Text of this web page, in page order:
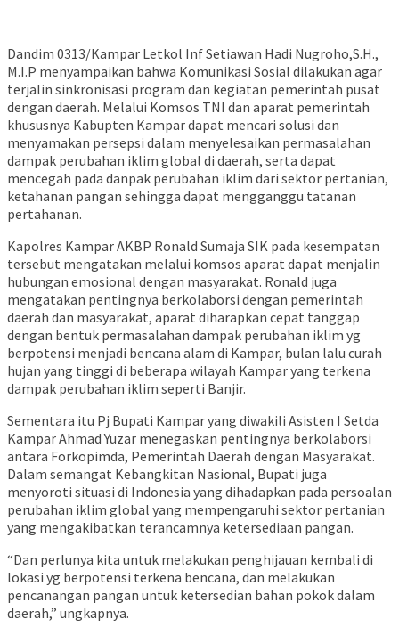
Dandim 0313/Kampar Letkol Inf Setiawan Hadi Nugroho,S.H.,
M.I.P menyampaikan bahwa Komunikasi Sosial dilakukan agar
terjalin sinkronisasi program dan kegiatan pemerintah pusat
dengan daerah. Melalui Komsos TNI dan aparat pemerintah
khususnya Kabupten Kampar dapat mencari solusi dan
menyamakan persepsi dalam menyelesaikan permasalahan
dampak perubahan iklim global di daerah, serta dapat
mencegah pada danpak perubahan iklim dari sektor pertanian,
ketahanan pangan sehingga dapat mengganggu tatanan
pertahanan.
Kapolres Kampar AKBP Ronald Sumaja SIK pada kesempatan
tersebut mengatakan melalui komsos aparat dapat menjalin
hubungan emosional dengan masyarakat. Ronald juga
mengatakan pentingnya berkolaborsi dengan pemerintah
daerah dan masyarakat, aparat diharapkan cepat tanggap
dengan bentuk permasalahan dampak perubahan iklim yg
berpotensi menjadi bencana alam di Kampar, bulan lalu curah
hujan yang tinggi di beberapa wilayah Kampar yang terkena
dampak perubahan iklim seperti Banjir.
Sementara itu Pj Bupati Kampar yang diwakili Asisten I Setda
Kampar Ahmad Yuzar menegaskan pentingnya berkolaborsi
antara Forkopimda, Pemerintah Daerah dengan Masyarakat.
Dalam semangat Kebangkitan Nasional, Bupati juga
menyoroti situasi di Indonesia yang dihadapkan pada persoalan
perubahan iklim global yang mempengaruhi sektor pertanian
yang mengakibatkan terancamnya ketersediaan pangan.
“Dan perlunya kita untuk melakukan penghijauan kembali di
lokasi yg berpotensi terkena bencana, dan melakukan
pencanangan pangan untuk ketersedian bahan pokok dalam
daerah,” ungkapnya.